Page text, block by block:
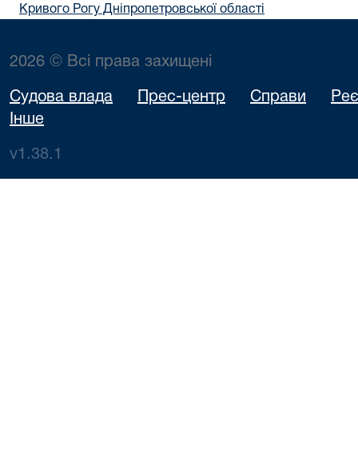
Кривого Рогу Дніпропетровської області
2026 © Всі права захищені
Судова влада Прес-центр Справи
Інше
v1.38.1